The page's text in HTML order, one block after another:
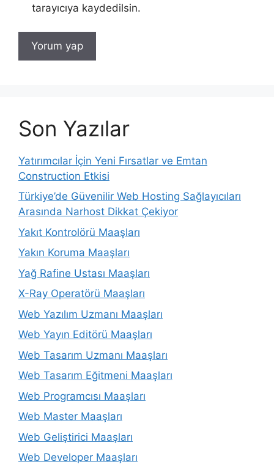
tarayıcıya kaydedilsin.
Son Yazılar
Yatırımcılar İçin Yeni Fırsatlar ve Emtan
Construction Etkisi
Türkiye’de Güvenilir Web Hosting Sağlayıcıları
Arasında Narhost Dikkat Çekiyor
Yakıt Kontrolörü Maaşları
Yakın Koruma Maaşları
Yağ Rafine Ustası Maaşları
X-Ray Operatörü Maaşları
Web Yazılım Uzmanı Maaşları
Web Yayın Editörü Maaşları
Web Tasarım Uzmanı Maaşları
Web Tasarım Eğitmeni Maaşları
Web Programcısı Maaşları
Web Master Maaşları
Web Geliştirici Maaşları
Web Developer Maaşları